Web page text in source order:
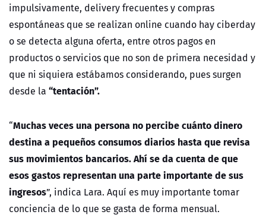
impulsivamente, delivery frecuentes y compras
espontáneas que se realizan online cuando hay ciberday
o se detecta alguna oferta, entre otros pagos en
productos o servicios que no son de primera necesidad y
que ni siquiera estábamos considerando, pues surgen
desde la “tentación”.
“Muchas veces una persona no percibe cuánto dinero
destina a pequeños consumos diarios hasta que revisa
sus movimientos bancarios. Ahí se da cuenta de que
esos gastos representan una parte importante de sus
ingresos”, indica Lara. Aquí es muy importante tomar
conciencia de lo que se gasta de forma mensual.